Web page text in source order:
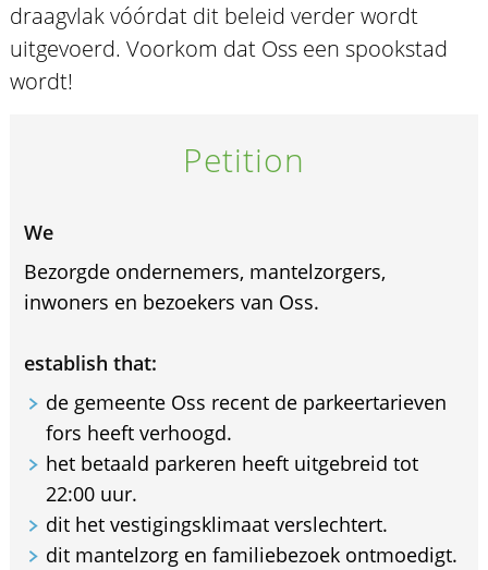
draagvlak vóórdat dit beleid verder wordt
uitgevoerd. Voorkom dat Oss een spookstad
wordt!
Petition
We
Bezorgde ondernemers, mantelzorgers,
inwoners en bezoekers van Oss.
establish that:
de gemeente Oss recent de parkeertarieven
fors heeft verhoogd.
het betaald parkeren heeft uitgebreid tot
22:00 uur.
dit het vestigingsklimaat verslechtert.
dit mantelzorg en familiebezoek ontmoedigt.